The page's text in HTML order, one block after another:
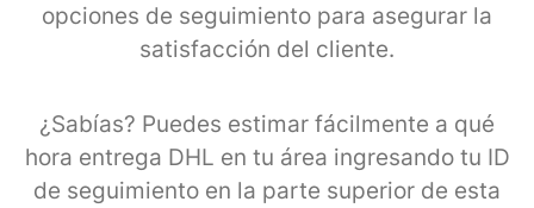
opciones de seguimiento para asegurar la
satisfacción del cliente.
¿Sabías? Puedes estimar fácilmente a qué
hora entrega DHL en tu área ingresando tu ID
de seguimiento en la parte superior de esta